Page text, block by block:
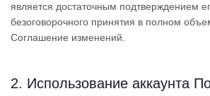
является достаточным подтверждением
безоговорочного принятия в полном
Соглашение изменений.
2. Использование аккаунта